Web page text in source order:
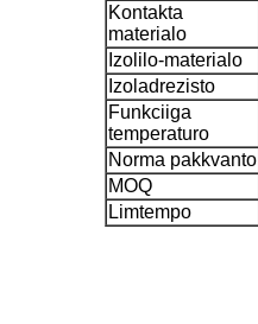
Kontakta
materialo
Izolilo-materialo
Izoladrezisto
Funkciiga
temperaturo
Norma pakkvanto
MOQ
Limtempo